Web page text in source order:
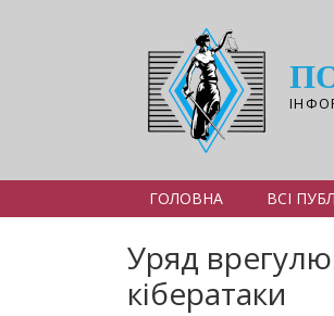
ГОЛОВНА ВСІ
Уряд
кібератаки